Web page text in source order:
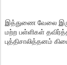
இத்துணை வேலை
மற்ற பள்ளிகள்
புத்திசாலித்தனம்